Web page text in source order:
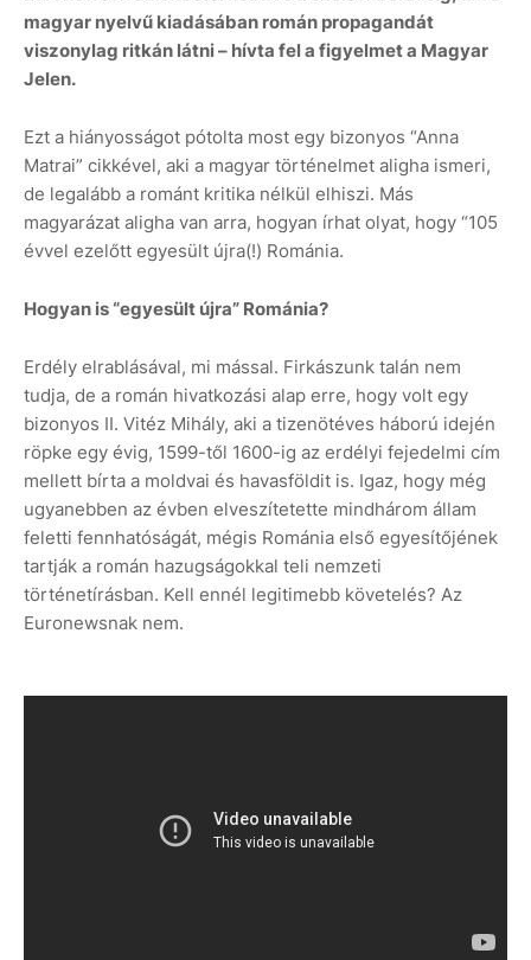
magyar nyelvű kiadásában román propagandát
viszonylag ritkán látni – hívta fel a figyelmet a Magyar
Jelen.
Ezt a hiányosságot pótolta most egy bizonyos “Anna
Matrai” cikkével, aki a magyar történelmet aligha ismeri,
de legalább a románt kritika nélkül elhiszi. Más
magyarázat aligha van arra, hogyan írhat olyat, hogy “105
évvel ezelőtt egyesült újra(!) Románia.
Hogyan is “egyesült újra” Románia?
Erdély elrablásával, mi mással. Firkászunk talán nem
tudja, de a román hivatkozási alap erre, hogy volt egy
bizonyos II. Vitéz Mihály, aki a tizenötéves háború idején
röpke egy évig, 1599-től 1600-ig az erdélyi fejedelmi cím
mellett bírta a moldvai és havasföldit is. Igaz, hogy még
ugyanebben az évben elveszítetette mindhárom állam
feletti fennhatóságát, mégis Románia első egyesítőjének
tartják a román hazugságokkal teli nemzeti
történetírásban. Kell ennél legitimebb követelés? Az
Euronewsnak nem.